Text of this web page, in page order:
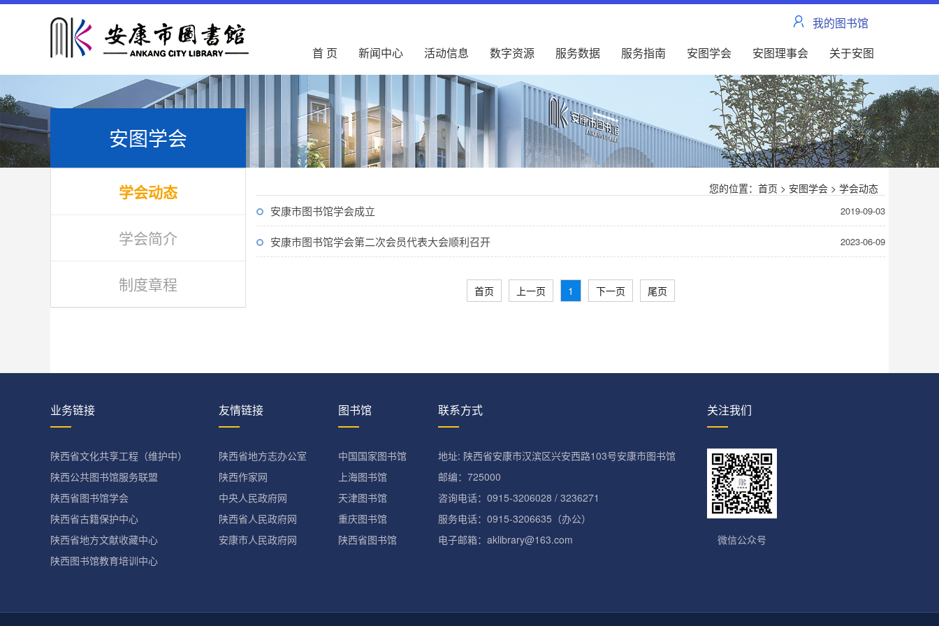
首 页 新闻中心 活动信息 数字资源 服务数据 服务指南 安图学会 安图理事会 关于安图
我的图书馆
安图学会
学会动态
学会简介
制度章程
您的位置： 首页 > 安图学会 > 学会动态
安康市图书馆学会成立 2019-09-03
安康市图书馆学会第二次会员代表大会顺利召开 2023-06-09
首页 上一页 1 下一页 尾页
业务链接
陕西省文化共享工程（维护中）
陕西公共图书馆服务联盟
陕西省图书馆学会
陕西省古籍保护中心
陕西省地方文献收藏中心
陕西图书馆教育培训中心
友情链接
陕西省地方志办公室
陕西作家网
中央人民政府网
陕西省人民政府网
安康市人民政府网
图书馆
中国国家图书馆
上海图书馆
天津图书馆
重庆图书馆
陕西省图书馆
联系方式
地址: 陕西省安康市汉滨区兴安西路103号安康市图书馆
邮编：725000
咨询电话：0915-3206028 / 3236271
服务电话：0915-3206635（办公）
电子邮箱：aklibrary@163.com
关注我们
微信公众号